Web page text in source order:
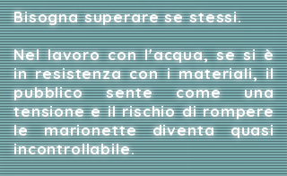
Bisogna superare se stessi.
Nel lavoro con l'acqua, se si è
in resistenza con i materiali, il
pubblico sente come una
tensione e il rischio di rompere
le marionette diventa quasi
incontrollabile.